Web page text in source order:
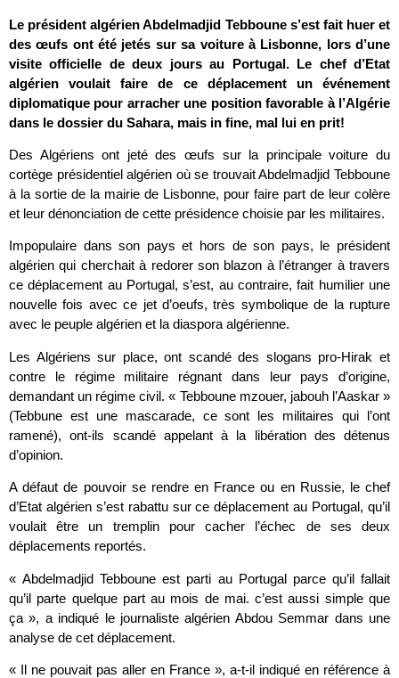
Le président algérien Abdelmadjid Tebboune s’est fait huer et
des œufs ont été jetés sur sa voiture à Lisbonne, lors d’une
visite officielle de deux jours au Portugal. Le chef d’Etat
algérien voulait faire de ce déplacement un événement
diplomatique pour arracher une position favorable à l’Algérie
dans le dossier du Sahara, mais in fine, mal lui en prit!
Des Algériens ont jeté des œufs sur la principale voiture du
cortège présidentiel algérien où se trouvait Abdelmadjid Tebboune
à la sortie de la mairie de Lisbonne, pour faire part de leur colère
et leur dénonciation de cette présidence choisie par les militaires.
Impopulaire dans son pays et hors de son pays, le président
algérien qui cherchait à redorer son blazon à l’étranger à travers
ce déplacement au Portugal, s’est, au contraire, fait humilier une
nouvelle fois avec ce jet d’oeufs, très symbolique de la rupture
avec le peuple algérien et la diaspora algérienne.
Les Algériens sur place, ont scandé des slogans pro-Hirak et
contre le régime militaire régnant dans leur pays d’origine,
demandant un régime civil. « Tebboune mzouer, jabouh l’Aaskar »
(Tebbune est une mascarade, ce sont les militaires qui l’ont
ramené), ont-ils scandé appelant à la libération des détenus
d’opinion.
A défaut de pouvoir se rendre en France ou en Russie, le chef
d’Etat algérien s’est rabattu sur ce déplacement au Portugal, qu’il
voulait être un tremplin pour cacher l’échec de ses deux
déplacements reportés.
« Abdelmadjid Tebboune est parti au Portugal parce qu’il fallait
qu’il parte quelque part au mois de mai. c’est aussi simple que
ça », a indiqué le journaliste algérien Abdou Semmar dans une
analyse de cet déplacement.
« Il ne pouvait pas aller en France », a-t-il indiqué en référence à